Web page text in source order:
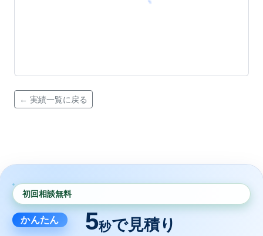
← 実績一覧に戻る
初回相談無料
かんたん 5秒で見積り